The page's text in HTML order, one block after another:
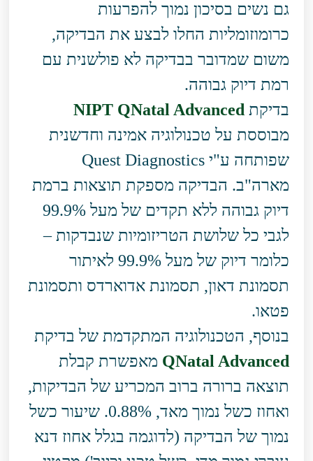
גם נשים בסיכון נמוך להפרעות
כרומוזומליות החלו לבצע את הבדיקה,
משום שמדובר בבדיקה לא פולשנית עם
רמת דיוק גבוהה.
בדיקת NIPT QNatal Advanced
מבוססת על טכנולוגיה אמינה וחדשנית
שפותחה ע"י Quest Diagnostics
מארה"ב. הבדיקה מספקת תוצאות ברמת
דיוק גבוהה ללא תקדים של מעל 99.9%
לגבי כל שלושת הטריזומיות שנבדקות –
כלומר דיוק של מעל 99.9% לאיתור
תסמונת דאון, תסמונת אדוארדס ותסמונת
פטאו.
בנוסף, הטכנולוגיה המתקדמת של בדיקת
QNatal Advanced מאפשרת קבלת
תוצאה ברורה ברוב המכריע של הבדיקות,
ואחוז כשל נמוך מאד, 0.88%. שיעור כשל
נמוך של הבדיקה (לדוגמה בגלל אחוז דנא